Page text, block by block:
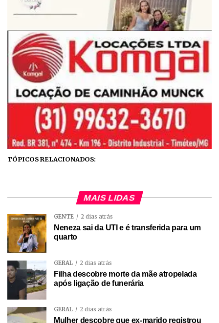
TÓPICOS RELACIONADOS:
MAIS LIDAS
GENTE 2 dias atrás
Neneza sai da UTI e é transferida para um
quarto
GERAL 2 dias atrás
Filha descobre morte da mãe atropelada
após ligação de funerária
GERAL 2 dias atrás
Mulher descobre que ex-marido registrou